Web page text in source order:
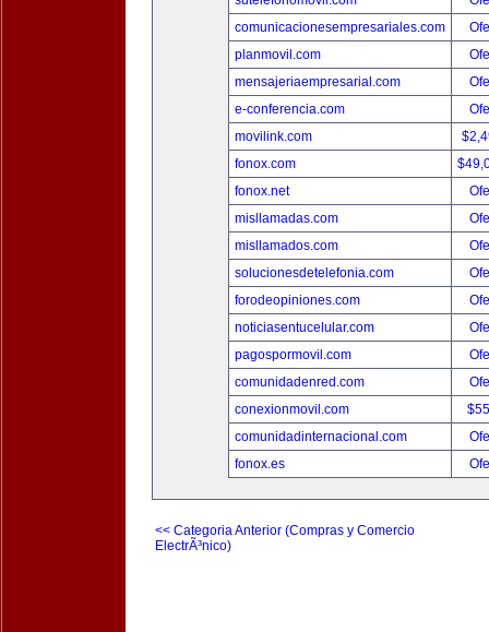
comunicacionesempresariales.com
planmovil.com
mensajeriaempresarial.com
e-conferencia.com
movilink.com
fonox.com
fonox.net
misllamadas.com
misllamados.com
solucionesdetelefonia.com
forodeopiniones.com
noticiasentucelular.com
pagospormovil.com
comunidadenred.com
conexionmovil.com
comunidadinternacional.com
fonox.es
<< Categoria Anterior (Compras y Comercio
ElectrÃ³nico)